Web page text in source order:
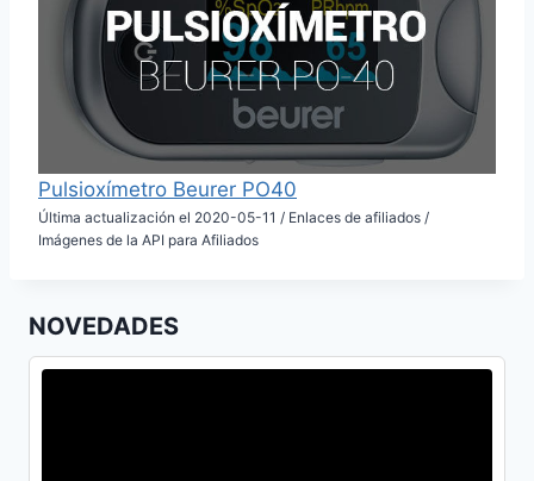
Pulsioxímetro Beurer PO40
Última actualización el 2020-05-11 / Enlaces de afiliados /
Imágenes de la API para Afiliados
NOVEDADES